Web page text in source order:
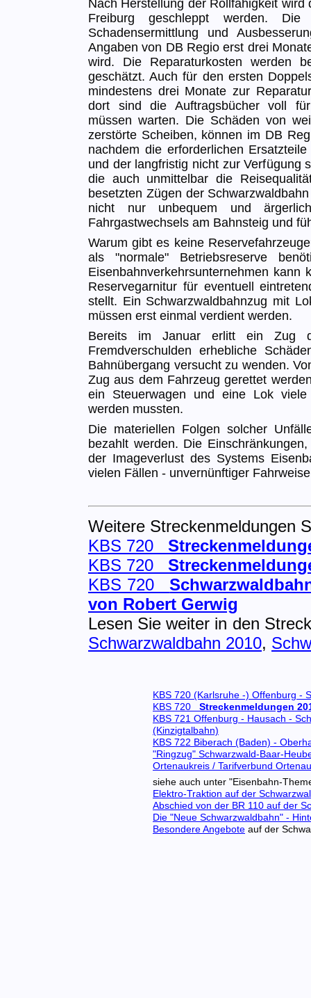
Nach Herstellung der Rollfähigkeit
Freiburg geschleppt werden.
Schadensermittlung und
Angaben von DB Regio erst drei
wird. Die Reparaturkosten werden
geschätzt. Auch für den ersten
mindestens drei Monate zur
dort sind die Auftragsbücher voll für
müssen warten. Die Schäden von
zerstörte Scheiben, können im DB
nachdem die erforderlichen
und der langfristig nicht zur Verfügung
die auch unmittelbar die
besetzten Zügen der
nicht nur unbequem und
Fahrgastwechsels am Bahnsteig und
Warum gibt es keine
als "normale" Betriebsreserve
Eisenbahnverkehrsunternehmen
Reservegarnitur für eventuell
stellt. Ein Schwarzwaldbahnzug mit
müssen erst einmal verdient werden.
Bereits im Januar erlitt ein Zug
Fremdverschulden erhebliche
Bahnübergang versucht zu wenden.
Zug aus dem Fahrzeug gerettet
ein Steuerwagen und eine Lok viele
werden mussten.
Die materiellen Folgen solcher
bezahlt werden. Die
der Imageverlust des Systems
vielen Fällen - unvernünftiger
Weitere Streckenmeldungen
KBS 720
KBS 720
KBS 720
von Robert Gerwig
Lesen Sie weiter in den
Schwarzwaldbahn 2010,
KBS 720 (Karlsruhe -) Offenburg -
KBS 720 Streckenmeldungen
KBS 721 Offenburg - Hausach -
(Kinzigtalbahn)
KBS 722 Biberach (Baden) -
"Ringzug" Schwarzwald-Baar-
Ortenaukreis / Tarifverbund Ortenau
siehe auch unter "Eisenbahn-
Elektro-Traktion auf der
Abschied von der BR 110 auf der
Die "Neue Schwarzwaldbahn" -
Besondere Angebote auf der